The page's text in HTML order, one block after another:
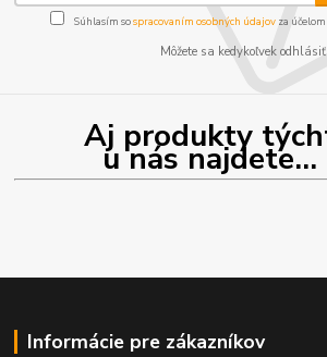
Súhlasím sospracovaním osobných údajov za
Môžete sa kedykoľvek odhlásiť.
Aj produkty
u nás najdete...
Informácie pre zákazníkov